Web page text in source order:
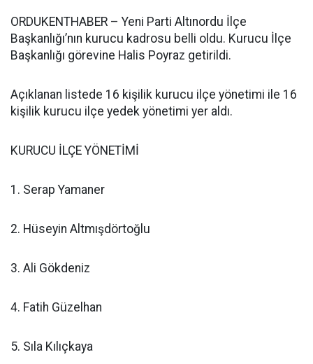
ORDUKENTHABER – Yeni Parti Altınordu İlçe
Başkanlığı’nın kurucu kadrosu belli oldu. Kurucu İlçe
Başkanlığı görevine Halis Poyraz getirildi.
Açıklanan listede 16 kişilik kurucu ilçe yönetimi ile 16
kişilik kurucu ilçe yedek yönetimi yer aldı.
KURUCU İLÇE YÖNETİMİ
1. Serap Yamaner
2. Hüseyin Altmışdörtoğlu
3. Ali Gökdeniz
4. Fatih Güzelhan
5. Sıla Kılıçkaya